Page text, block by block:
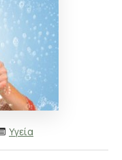
Υγεία